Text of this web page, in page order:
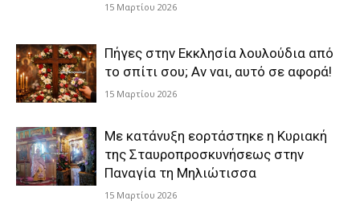
15 Μαρτίου 2026
Πήγες στην Εκκλησία λουλούδια από
το σπίτι σου; Αν ναι, αυτό σε αφορά!
15 Μαρτίου 2026
Με κατάνυξη εορτάστηκε η Κυριακή
της Σταυροπροσκυνήσεως στην
Παναγία τη Μηλιώτισσα
15 Μαρτίου 2026